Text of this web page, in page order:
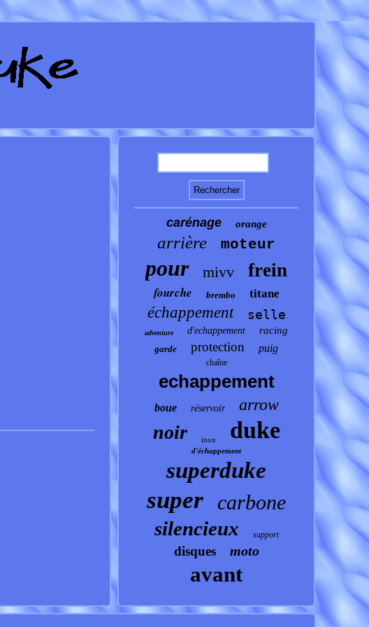
carénage orange
arrière moteur
pour mivv frein
fourche brembo titane
échappement selle
adventure d'echappement racing
garde protection puig
chaîne
echappement
boue réservoir arrow
noir inox duke
d'échappement
superduke
super carbone
silencieux support
disques moto
avant